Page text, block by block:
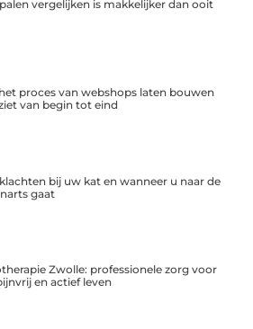
vergelijken is makkelijker dan ooit
proces van webshops laten bouwen
van begin tot eind
bij uw kat en wanneer u naar de
gaat
Zwolle: professionele zorg voor
en actief leven